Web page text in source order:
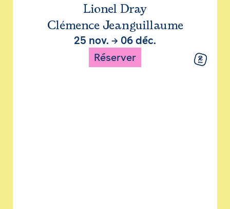
Lionel Dray
Clémence Jeanguillaume
25 nov. → 06 déc.
Réserver